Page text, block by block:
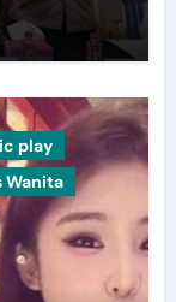
play
Wanita